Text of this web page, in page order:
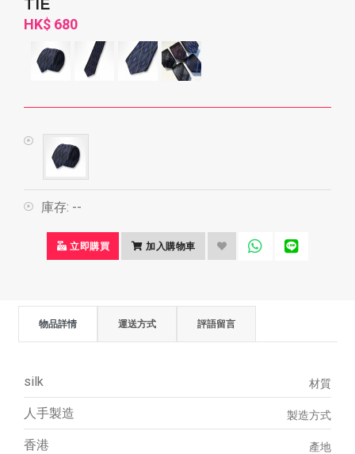
TIE
HK$ 680
庫存: --
立即購買 加入購物車
物品詳情 運送方式 評語留言
材質
silk
製造方式
人手製造
產地
香港